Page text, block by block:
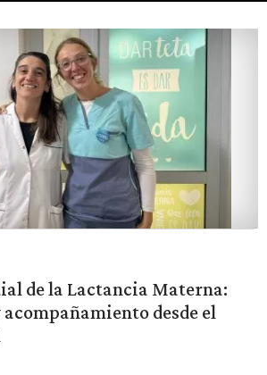
de la Lactancia Materna:
desde el